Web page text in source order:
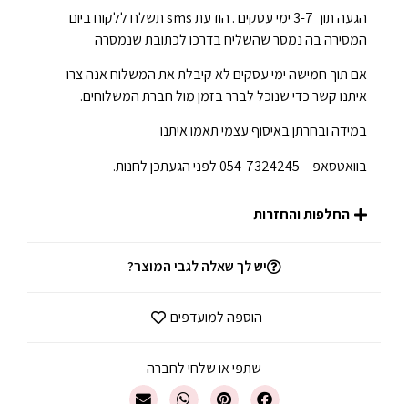
הגעה תוך 3-7 ימי עסקים . הודעת sms תשלח ללקוח ביום
המסירה בה נמסר שהשליח בדרכו לכתובת שנמסרה
אם תוך חמישה ימי עסקים לא קיבלת את המשלוח אנה צרו
איתנו קשר כדי שנוכל לברר בזמן מול חברת המשלוחים.
במידה ובחרתן באיסוף עצמי תאמו איתנו
בוואטסאפ – 054-7324245 לפני הגעתכן לחנות.
החלפות והחזרות
יש לך שאלה לגבי המוצר?
הוספה למועדפים
שתפי או שלחי לחברה